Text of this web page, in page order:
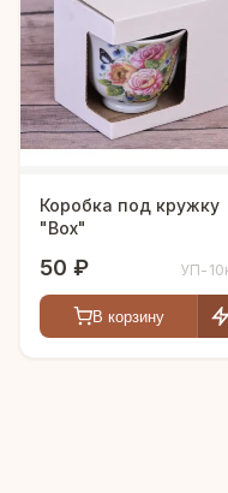
Коробка под кружку
"Box"
50 ₽ УП-
В корзину